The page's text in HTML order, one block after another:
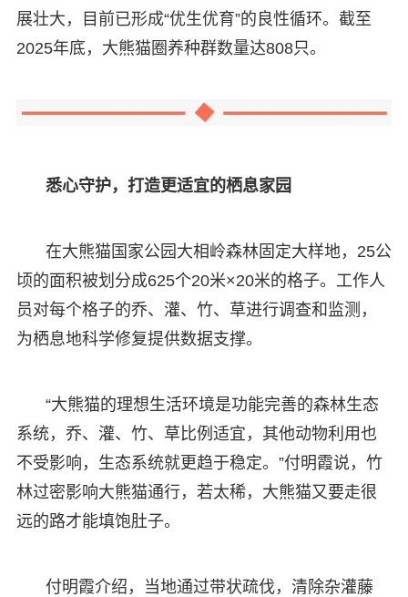
展壮大，目前已形成“优生优育”的良性循环。截至
2025年底，大熊猫圈养种群数量达808只。
悉心守护，打造更适宜的栖息家园
在大熊猫国家公园大相岭森林固定大样地，25公
顷的面积被划分成625个20米×20米的格子。工作人
员对每个格子的乔、灌、竹、草进行调查和监测，
为栖息地科学修复提供数据支撑。
“大熊猫的理想生活环境是功能完善的森林生态
系统，乔、灌、竹、草比例适宜，其他动物利用也
不受影响，生态系统就更趋于稳定。”付明霞说，竹
林过密影响大熊猫通行，若太稀，大熊猫又要走很
远的路才能填饱肚子。
付明霞介绍，当地通过带状疏伐，清除杂灌藤